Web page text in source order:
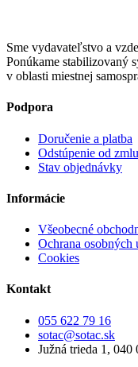
Sme vydavateľstvo a
Ponúkame stabilizovaný
v oblasti miestnej
Podpora
Doručenie a platba
Odstúpenie od
Stav objednávky
Informácie
Všeobecné
Ochrana osobných
Cookies
Kontakt
055 622 79 16
sotac@sotac.sk
Južná trieda 1, 040